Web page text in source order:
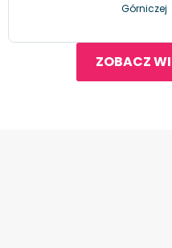
Górniczej
ZOBACZ